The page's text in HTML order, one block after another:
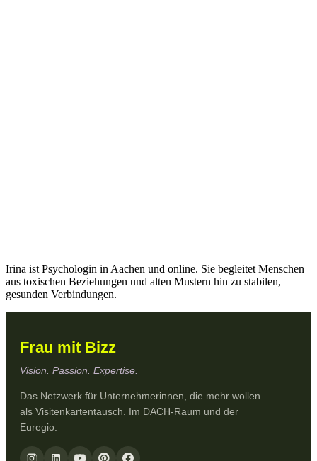
Irina ist Psychologin in Aachen und online. Sie begleitet Menschen
aus toxischen Beziehungen und alten Mustern hin zu stabilen,
gesunden Verbindungen.
Frau mit Bizz
Vision. Passion. Expertise.
Das Netzwerk für Unternehmerinnen, die mehr wollen
als Visitenkartentausch. Im DACH-Raum und der
Euregio.